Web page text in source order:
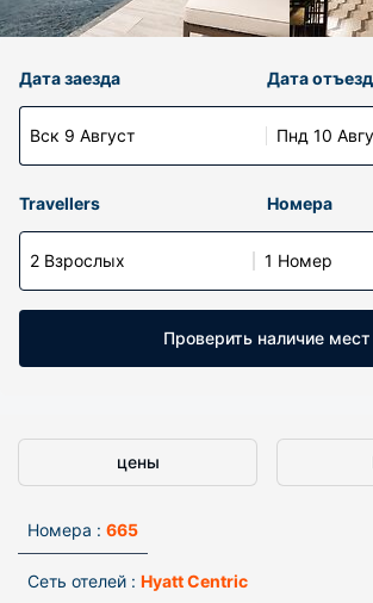
Дата заезда
Вск 9 Август
Дата
Пнд 10
Travellers Номера
2 Взрослых 1 Номер
Проверить наличие мест
цены
Номера : 665
Сеть отелей : Hyatt Centric